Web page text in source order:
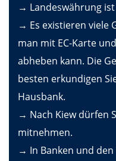
→ Landeswährung
→ Es existieren viele
man mit EC-Karte
abheben kann. Die
besten erkundigen
Hausbank.
→ Nach Kiew dürfen
mitnehmen.
→ In Banken und